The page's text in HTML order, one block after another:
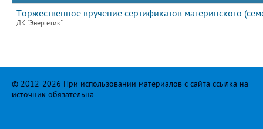
Торжественное вручение сертификатов материнского
ДК "Энергетик"
© 2012-2026 При использовании материалов с сайта ссылка на
источник обязательна.